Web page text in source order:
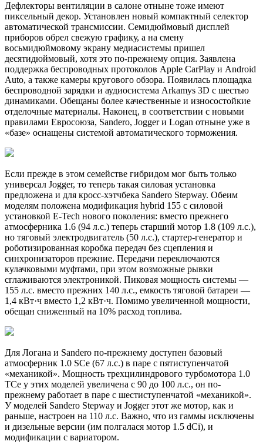
Дефлекторы вентиляции в салоне отныне тоже имеют
пиксельный декор. Установлен новый компактный селектор
автоматической трансмиссии. Семидюймовый дисплей
приборов обрел свежую графику, а на смену
восьмидюймовому экрану медиасистемы пришел
десятидюймовый, хотя это по-прежнему опция. Заявлена
поддержка беспроводных протоколов Apple CarPlay и Android
Auto, а также камеры кругового обзора. Появилась площадка
беспроводной зарядки и аудиосистема Arkamys 3D с шестью
динамиками. Обещаны более качественные и износостойкие
отделочные материалы. Наконец, в соответствии с новыми
правилами Евросоюза, Sandero, Jogger и Logan отныне уже в
«базе» оснащены системой автоматического торможения.
Если прежде в этом семействе гибридом мог быть только
универсал Jogger, то теперь такая силовая установка
предложена и для кросс-хэтчбека Sandero Stepway. Обеим
моделям положена модификация hybrid 155 с силовой
установкой E-Tech нового поколения: вместо прежнего
атмосферника 1.6 (94 л.с.) теперь старший мотор 1.8 (109 л.с.),
но тяговый электродвигатель (50 л.с.), стартер-генератор и
роботизированная коробка передач без сцепления и
синхронизаторов прежние. Передачи переключаются
кулачковыми муфтами, при этом возможные рывки
сглаживаются электроникой. Пиковая мощность системы —
155 л.с. вместо прежних 140 л.с., емкость тяговой батареи —
1,4 кВт·ч вместо 1,2 кВт·ч. Помимо увеличенной мощности,
обещан сниженный на 10% расход топлива.
Для Логана и Sandero по-прежнему доступен базовый
атмосферник 1.0 SCe (67 л.с.) в паре с пятиступенчатой
«механикой». Мощность трехцилиндрового турбомотора 1.0
TCe у этих моделей увеличена с 90 до 100 л.с., он по-
прежнему работает в паре с шестиступенчатой «механикой».
У моделей Sandero Stepway и Jogger этот же мотор, как и
раньше, настроен на 110 л.с. Важно, что из гаммы исключены
и дизельные версии (им полгалася мотор 1.5 dCi), и
модификации с вариатором.